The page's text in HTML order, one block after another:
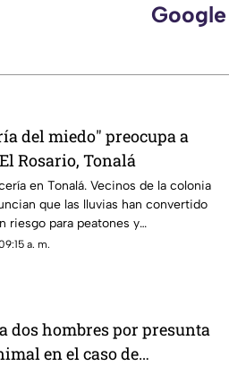
del miedo" preocupa a
Rosario, Tonalá
en Tonalá. Vecinos de la colonia
que las lluvias han convertido
riesgo para peatones y
a. m.
dos hombres por presunta
en el caso de